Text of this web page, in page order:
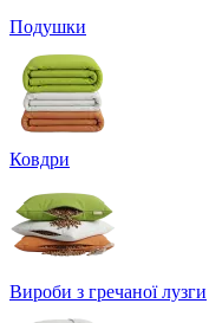
Подушки
Ковдри
Вироби з гречаної лузги